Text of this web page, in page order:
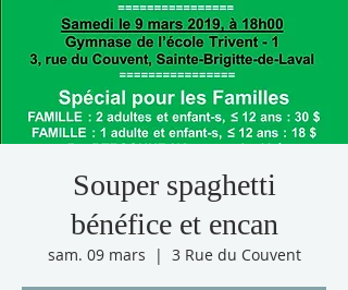
Souper spaghetti
bénéfice et encan
sam. 09 mars
  |
3 Rue du Couvent